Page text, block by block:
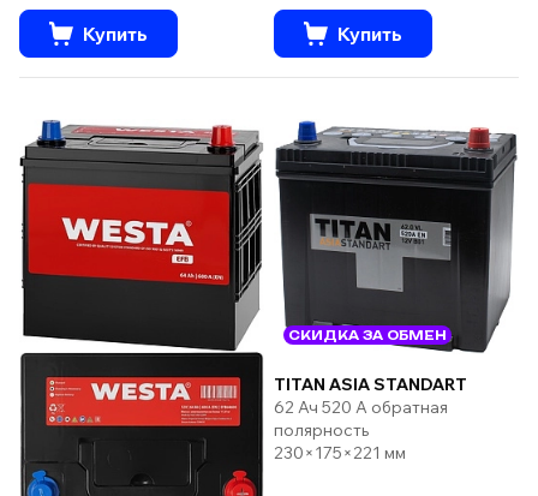
Купить Купить
СКИДКА ЗА ОБМЕН
TITAN ASIA STANDART
62 Ач 520 А обратная
полярность
230×175×221 мм